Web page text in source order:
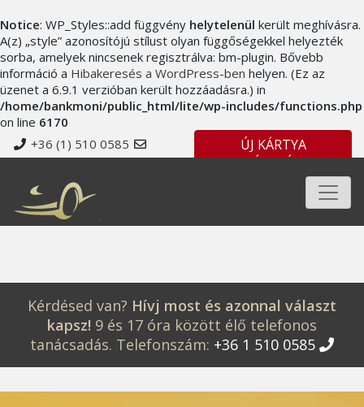
Notice: WP_Styles::add függvény helytelenül került meghívásra.
A(z) „style” azonosítójú stílust olyan függőségekkel helyezték
sorba, amelyek nincsenek regisztrálva: bm-plugin. Bővebb
információ a Hibakeresés a WordPress-ben helyen. (Ez az
üzenet a 6.9.1 verzióban került hozzáadásra.) in
/home/bankmoni/public_html/lite/wp-includes/functions.php
on line 6170
+36 (1) 510 0585
ÚJ KÁRTYA
IGÉNYLÉSE
BEJELENTKEZÉS
MENÜ
Kérdésed van? Hívj most és azonnal választ
kapsz! 9 és 17 óra között élő telefonos
tanácsadás. Telefonszám: +36 1 510 0585